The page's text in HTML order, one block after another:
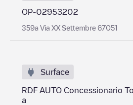
OP-02953202
359a Via XX Settembre 67051
Surface
RDF AUTO Concessionario
a